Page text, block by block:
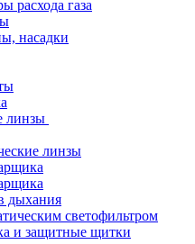
расхода газа
насадки
линзы
линзы
дыхания
светофильтром
и защитные щитки